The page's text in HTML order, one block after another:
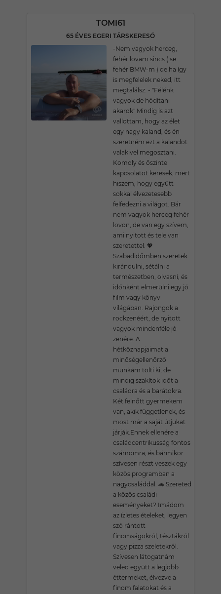
TOMI61
65 ÉVES EGERI TÁRSKERESŐ
-Nem vagyok herceg,
fehér lovam sincs ( se
fehér BMW-m ) de ha így
is megfelelek neked, itt
megtalálsz. - "Félénk
vagyok de hódítani
akarok" Mindig is azt
vallottam, hogy az élet
egy nagy kaland, és én
szeretném ezt a kalandot
valakivel megosztani.
Komoly és őszinte
kapcsolatot keresek, mert
hiszem, hogy együtt
sokkal élvezetesebb
felfedezni a világot. Bár
nem vagyok herceg fehér
lovon, de van egy szívem,
ami nyitott és tele van
szeretettel. 💖
Szabadidőmben szeretek
kirándulni, sétálni a
természetben, olvasni, és
időnként elmerülni egy jó
film vagy könyv
világában. Rajongok a
rockzenéért, de nyitott
vagyok mindenféle jó
zenére. A
hétköznapjaimat a
minőségellenőrző
munkám tölti ki, de
mindig szakítok időt a
családra és a barátokra.
Két felnőtt gyermekem
van, akik függetlenek, és
most már a saját útjukat
járják.Ennek ellenére a
családcentrikusság fontos
számomra, és bármikor
szívesen részt veszek egy
közös programban a
nagycsaláddal. 🚗 Szereted
a közös családi
eseményeket? Imádom
az ízletes ételeket, legyen
szó rántott
finomságokról, tésztákról
vagy pizza szeletekről.
Szívesen látogatnám
veled együtt a legjobb
éttermeket, élvezve a
finom falatokat és a